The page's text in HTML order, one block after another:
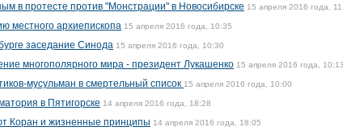
в протесте против "Монстрации" в Новосибирске 15 апреля 2016 года,
местного архиепископа 15 апреля 2016 года, 10:35
заседание Синода 15 апреля 2016 года, 10:30
многополярного мира - президент Лукашенко 15 апреля 2016 года, 10:13
мусульман в смертельный список 15 апреля 2016 года, 10:00
в Пятигорске 14 апреля 2016 года, 18:28
Коран и жизненные принципы 14 апреля 2016 года, 18:05